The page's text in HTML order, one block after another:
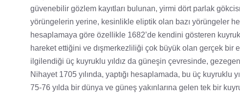
güvenebilir gözlem kayıtları bulunan, yirmi dört parlak
yörüngelerin yerine, kesinlikle eliptik olan bazı yörüngeler
hesaplamaya göre özellikle 1682’de kendini gösteren
hareket ettiğini ve dışmerkezliliği çok büyük olan gerçek bir
ilgilendiği üç kuyruklu yıldız da güneşin çevresinde,
Nihayet 1705 yılında, yaptığı hesaplamada, bu üç kuyruklu
75-76 yılda bir dünya ve güneş yakınlarına gelen tek bir